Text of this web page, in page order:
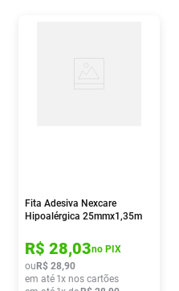
Fita Adesiva Nexcare
Hipoalérgica 25mmx1,35m
R$ 28,03no PIX
ou R$ 28,90
em até 1x nos cartões